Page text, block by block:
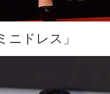
ニドレス」